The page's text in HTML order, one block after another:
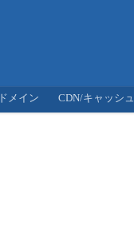
メイン CDN/キャッシュ